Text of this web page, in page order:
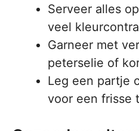
Serveer alles
veel
Garneer met
peterselie of
Leg een partje
voor een frisse